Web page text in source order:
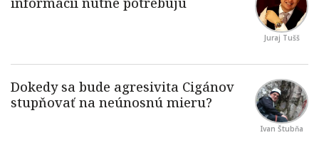
Juraj Tušš
Ivan Štubňa